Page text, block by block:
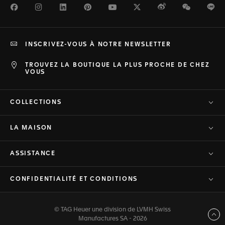
FacebookInstagramLinkedInPinterestYoutubeTwitterWeiboWeChat
TROUVEZ LA BOUTIQUE LA PLUS PROCHE DE CHEZ
VOUS
INSCRIVEZ-VOUS À NOTRE NEWSLETTER
COLLECTIONS
LA MAISON
ASSISTANCE
CONFIDENTIALITÉ ET CONDITIONS
© TAG Heuer une division de LVMH Swiss
Manufactures SA - 2026
Haut de page